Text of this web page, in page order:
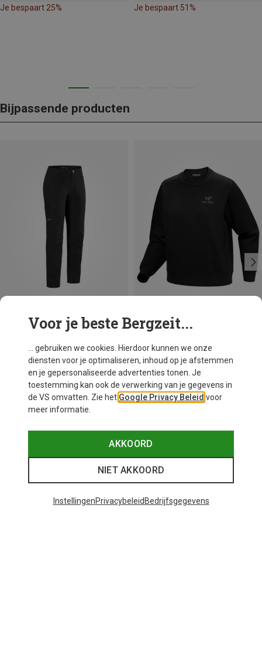
Je bespaart 25% Je bespaart 51%
Bijpassende producten
Je bespaart 39%
Arcteryx
Dames Emblem Fleece Trui
€ 109,40
XS S M
Voor je beste Bergzeit...
... gebruiken we cookies. Hierdoor kunnen we onze
diensten voor je optimaliseren, inhoud op je afstemmen
en je gepersonaliseerde advertenties tonen. Je
toestemming kan ook de verwerking van je gegevens in
de VS omvatten. Zie het Google Privacy Beleid voor
meer informatie.
AKKOORD
NIET AKKOORD
InstellingenPrivacybeleid Bedrijfsgegevens